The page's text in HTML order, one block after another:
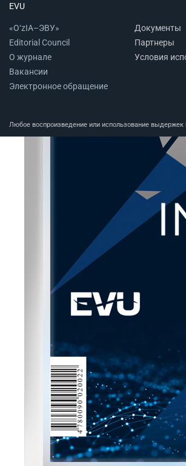
EVU
«O‘zIA–ЭВУ»
Editorial Council
О журнале
Вакансии
Электронное обращение
Документы
Партнеры
Условия
Любое воспроизведение или использование выдержек